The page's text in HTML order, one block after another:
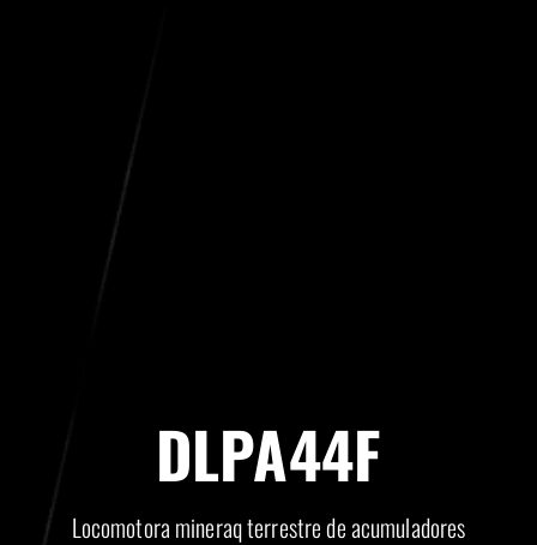
DLPA44F
Locomotora mineraq terrestre de acumuladores